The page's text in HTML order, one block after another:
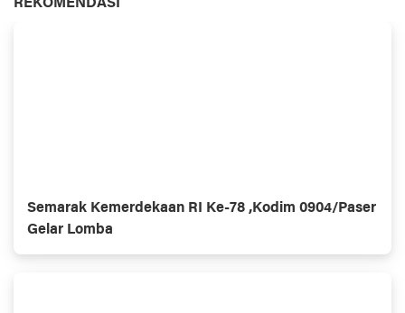
REKOMENDASI
Semarak Kemerdekaan RI Ke-78 ,Kodim 0904/Paser
Gelar Lomba